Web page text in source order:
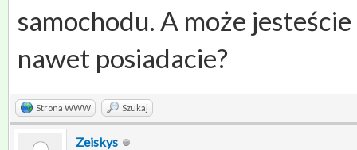
samochodu. A może
nawet posiadacie?
Strona WWW Szukaj
Zeiskys